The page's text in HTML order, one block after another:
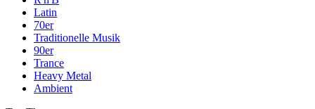
Latin
70er
Traditionelle Musik
90er
Trance
Heavy Metal
Ambient